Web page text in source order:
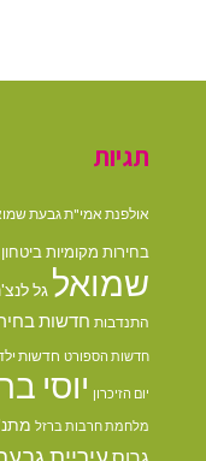
תגיות
אולפנת אמי"ת גבעת
בחירות מקומיות
שמואל גל
התנדבות חדשות בחירות
חדשות הספורט חדשות
יום הזיכרון יוסי
מלחמת חרבות ברזל